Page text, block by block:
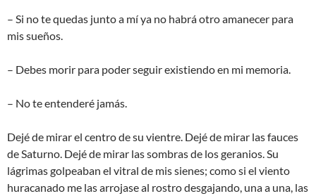
– Si no te quedas junto a mí ya no habrá otro amanecer para
mis sueños.
– Debes morir para poder seguir existiendo en mi memoria.
– No te entenderé jamás.
Dejé de mirar el centro de su vientre. Dejé de mirar las fauces
de Saturno. Dejé de mirar las sombras de los geranios. Su
lágrimas golpeaban el vitral de mis sienes; como si el viento
huracanado me las arrojase al rostro desgajando, una a una, las